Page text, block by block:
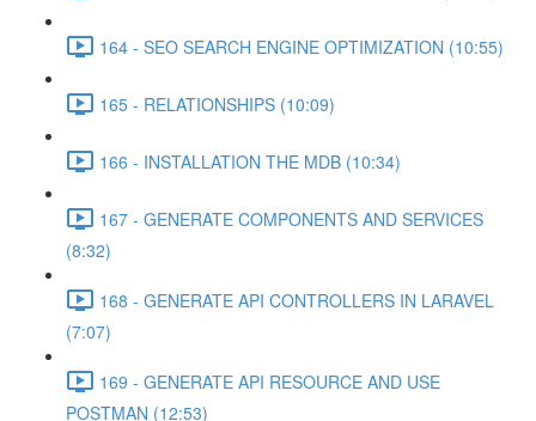
164 - SEO SEARCH ENGINE OPTIMIZATION (10:55)
165 - RELATIONSHIPS (10:09)
166 - INSTALLATION THE MDB (10:34)
167 - GENERATE COMPONENTS AND SERVICES
(8:32)
168 - GENERATE API CONTROLLERS IN LARAVEL
(7:07)
169 - GENERATE API RESOURCE AND USE
POSTMAN (12:53)